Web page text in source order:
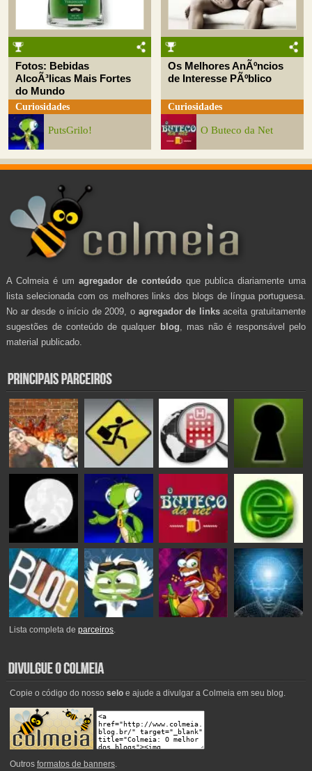
Fotos: Bebidas
AlcoÃ³licas Mais Fortes
do Mundo
Curiosidades
PutsGrilo!
Os Melhores AnÃºncios
de Interesse PÃºblico
Curiosidades
O Buteco da Net
A Colmeia é um agregador de conteúdo que publica diariamente uma
lista selecionada com os melhores links dos blogs de língua portuguesa.
No ar desde o início de 2009, o agregador de linksaceita gratuitamente
sugestões de conteúdo de qualquer blog , mas não é responsável pelo
material publicado.
Lista completa deparceiros.
Copie o código do nosso seloe ajude a divulgar a Colmeia em seu blog.
Outros formatos de banners.